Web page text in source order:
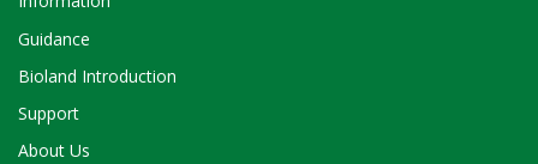
Guidance
Bioland Introduction
Support
About Us